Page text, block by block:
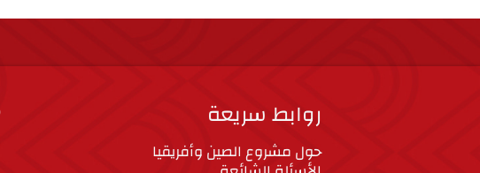
روابط سريعة
حول مشروع الصين وأفريقيا